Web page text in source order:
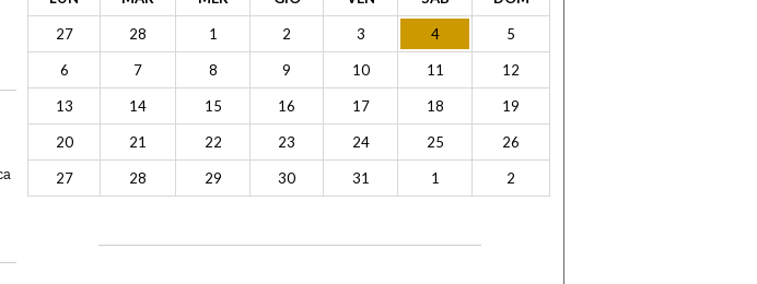
27 28 1 2 3 4 5
6 7 8 9 10 11 12
13 14 15 16 17 18 19
20 21 22 23 24 25 26
27 28 29 30 31 1 2